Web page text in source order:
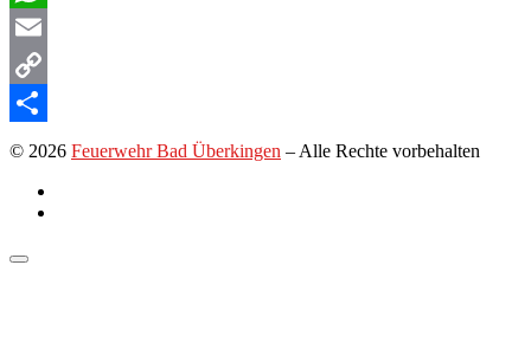
WhatsApp
Email
Copy
Link
Teilen
© 2026 Feuerwehr Bad Überkingen – Alle Rechte vorbehalten